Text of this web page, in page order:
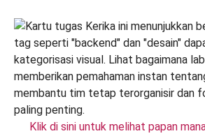
Klik di sini untuk melihat papan